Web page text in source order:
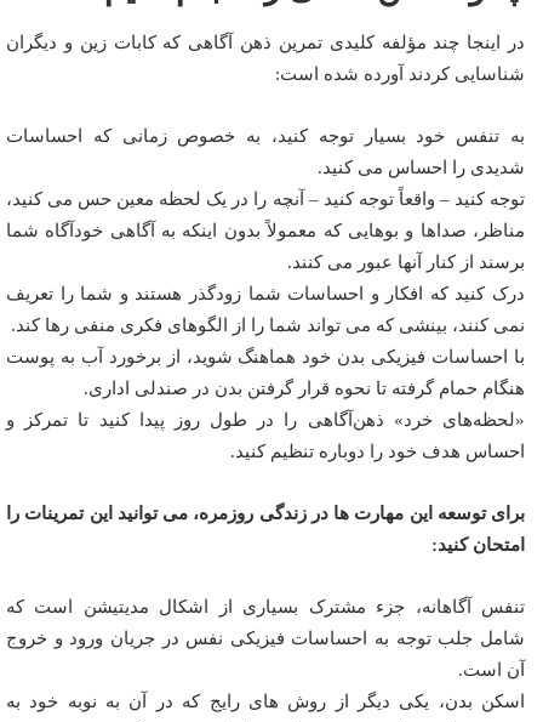
در اینجا چند مؤلفه کلیدی تمرین ذهن آگاهی که کابات زین و دیگران
شناسایی کردند آورده شده است:
به تنفس خود بسیار توجه کنید، به خصوص زمانی که احساسات
شدیدی را احساس می کنید.
توجه کنید – واقعاً توجه کنید – آنچه را در یک لحظه معین حس می کنید،
مناظر، صداها و بوهایی که معمولاً بدون اینکه به آگاهی خودآگاه شما
برسند از کنار آنها عبور می کنند.
درک کنید که افکار و احساسات شما زودگذر هستند و شما را تعریف
نمی کنند، بینشی که می تواند شما را از الگوهای فکری منفی رها کند.
با احساسات فیزیکی بدن خود هماهنگ شوید، از برخورد آب به پوست
هنگام حمام گرفته تا نحوه قرار گرفتن بدن در صندلی اداری.
«لحظه‌های خرد» ذهن‌آگاهی را در طول روز پیدا کنید تا تمرکز و
احساس هدف خود را دوباره تنظیم کنید.
برای توسعه این مهارت ها در زندگی روزمره، می توانید این تمرینات را
امتحان کنید:
تنفس آگاهانه، جزء مشترک بسیاری از اشکال مدیتیشن است که
شامل جلب توجه به احساسات فیزیکی نفس در جریان ورود و خروج
آن است.
اسکن بدن، یکی دیگر از روش های رایج که در آن به نوبه خود به